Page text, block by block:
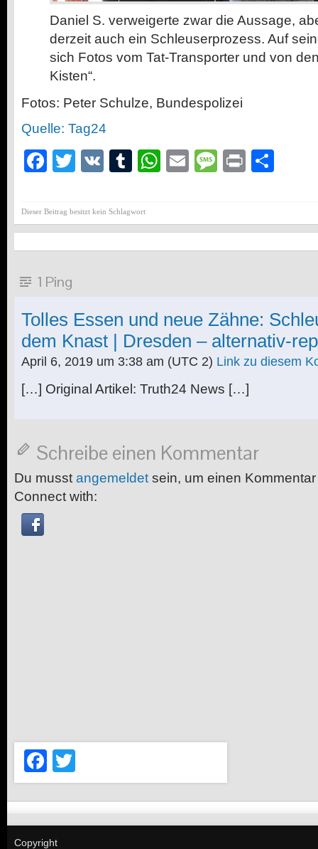
Daniel S. verweigerte zwar die Aussage,
derzeit auch ein Schleuserprozess. Auf
sich Fotos vom Tat-Transporter und von
Kisten“.
Fotos: Peter Schulze, Bundespolizei
Quelle: Tag24
Facebook
Twitter
VK Tumblr
WhatsApp
EmailMessage
Print
Dieser Beitrag besitzt kein Schlagwort
1 Ping
Tolles Essen und neue Zähne:
dem Knast | Dresden – alternativ-
April 6, 2019 um 3:38 am (UTC 2) Link zu diesem
[…] Original Artikel: Truth24 News […]
Schreibe einen Kommentar
Du musst angemeldet sein, um einen
Connect with:
Facebook
Copyright